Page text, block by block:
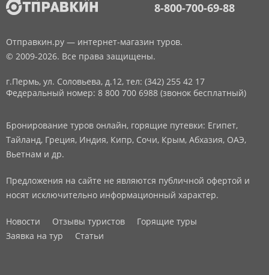
8-800-700-69-88
Отправкин.ру — интернет-магазин туров.
© 2009-2026. Все права защищены.
г.Пермь, ул. Соловьева, д.12, тел: (342) 255 42 17
Федеральный номер: 8 800 700 6988 (звонок бесплатный)
Бронирование туров онлайн, горящие путевки: Египет,
Тайланд, Греция, Индия, Кипр, Сочи, Крым, Абхазия, ОАЭ,
Вьетнам и др.
Предложения на сайте не являются публичной офертой и
носят исключительно информационный характер.
Новости Отзывы туристов
Горящие туры
Заявка на тур
Статьи